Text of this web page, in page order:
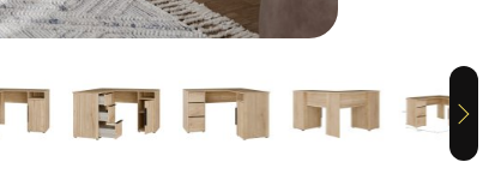
Next